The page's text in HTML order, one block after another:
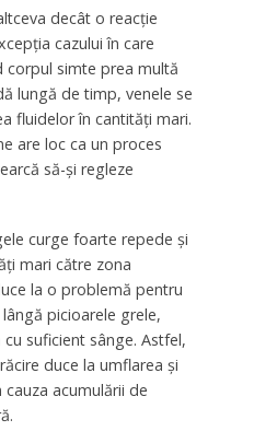
decât o reacție
cazului în care
corpul simte prea multă
lungă de timp, venele se
fluidelor în cantități mari.
are loc ca un proces
să-și regleze
curge foarte repede și
mari către zona
la o problemă pentru
picioarele grele,
suficient sânge. Astfel,
duce la umflarea și
acumulării de